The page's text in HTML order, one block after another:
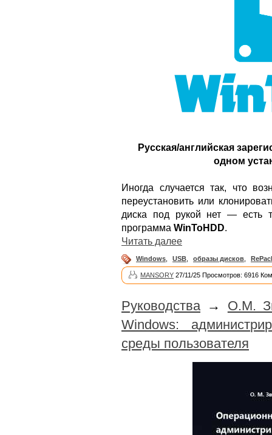
Русская/английская
одном
Иногда случается так, что
переустановить или
диска под рукой нет — есть
программа WinToHDD.
Читать далее
Windows USB образы дисков
MANSORY 27/11/25 Просмотров: 6916
Руководства→ О.М.
Windows:
среды пользователя